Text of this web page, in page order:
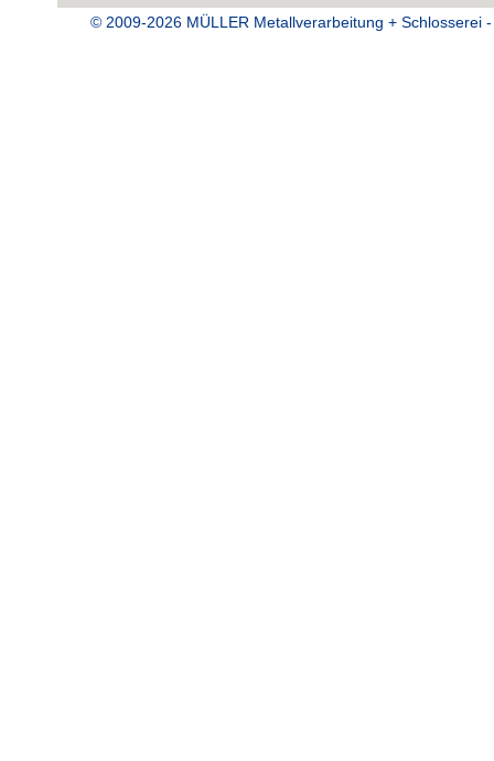
© 2009-2026 MÜLLER Metallverarbeitung + Schlosserei